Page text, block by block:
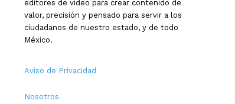
editores de video para crear contenido de
valor, precisión y pensado para servir a los
ciudadanos de nuestro estado, y de todo
México.
Aviso de Privacidad
Nosotros